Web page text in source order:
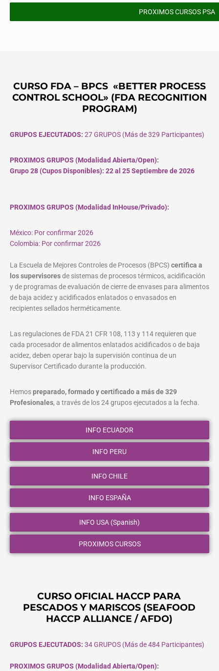
PROXIMOS CURSOS PSA
CURSO FDA – BPCS «BETTER PROCESS
CONTROL SCHOOL» (FDA RECOGNITION
PROGRAM)
GRUPOS EJECUTADOS: 27 GRUPOS (Más de 329 Participantes)
PROXIMOS GRUPOS (Modalidad Abierta/Open):
Grupo 28 (Cupos Disponibles): 22 al 25 Septiembre de 2026
PROXIMOS GRUPOS (Modalidad InHouse/Privado):
México: Por confirmar 2026
Colombia: Por confirmar 2026
La Escuela de Mejores Controles de Procesos (BPCS) certifica a
los supervisoresde sistemas de procesos térmicos, acidificación
y de programas de evaluación de cierre de envases para alimentos
de baja acidez y acidificados enlatados o envasados en
recipientes sellados herméticamente.
Las regulaciones de FDA 21 CFR 108, 113 y 114 requieren que
cada procesador de alimentos enlatados acidificados o de baja
acidez, deben operar bajo la supervisión continua de un
Supervisor Certificado durante la producción.
Hemospreparado, formado y certificado a más de 329
Profesionales, a través de los 24 grupos ejecutados a la fecha.
INFO ECUADOR
INFO PERU
INFO CHILE
INFO ESPAÑA
INFO USA (Spanish)
PROXIMOS CURSOS
CURSO OFICIAL HACCP PARA
PESCADOS Y MARISCOS (SEAFOOD
HACCP ALLIANCE / AFDO)
GRUPOS EJECUTADOS: 34 GRUPOS (Más de 484 Participantes)
PROXIMOS GRUPOS (Modalidad Abierta/Open):